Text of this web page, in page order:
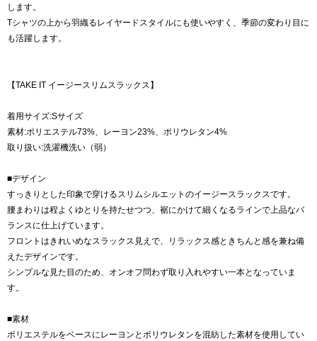
します。
Tシャツの上から羽織るレイヤードスタイルにも使いやすく、季節の変わり目に
も活躍します。
【TAKE IT イージースリムスラックス】
着用サイズ:Sサイズ
素材:ポリエステル73%、レーヨン23%、ポリウレタン4%
取り扱い:洗濯機洗い（弱）
■デザイン
すっきりとした印象で穿けるスリムシルエットのイージースラックスです。
腰まわりは程よくゆとりを持たせつつ、裾にかけて細くなるラインで上品なバ
ランスに仕上げています。
フロントはきれいめなスラックス見えで、リラックス感ときちんと感を兼ね備
えたデザインです。
シンプルな見た目のため、オンオフ問わず取り入れやすい一本となっていま
す。
■素材
ポリエステルをベースにレーヨンとポリウレタンを混紡した素材を使用してい